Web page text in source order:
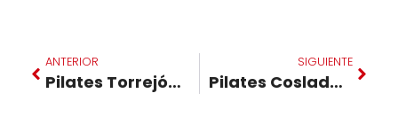
ANTERIOR
Pilates Torrejón. 6 de abril 2026
SIGUIENTE
Pilates Coslada. 13 de abril 2026